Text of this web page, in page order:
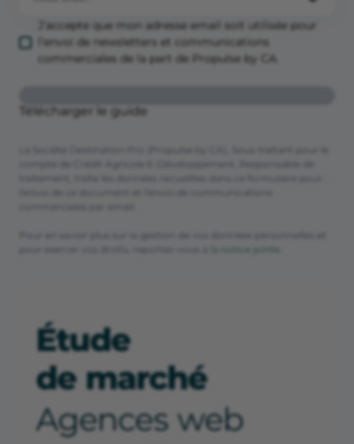
J’accepte que mon adresse email soit utilisée pour
l’envoi de newsletters et communications
commerciales de la part de Propulse by CA.
Télécharger le guide